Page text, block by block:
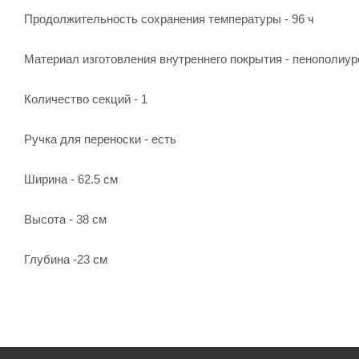
Продолжительность сохранения температуры - 96 ч
Материал изготовления внутреннего покрытия -
Количество секций - 1
Ручка для переноски - есть
Ширина - 62.5 см
Высота - 38 см
Глубина -23 см